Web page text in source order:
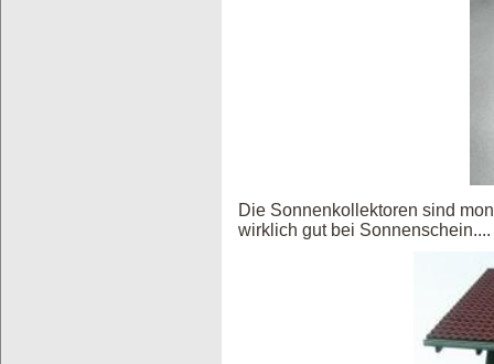
Die Sonnenkollektoren sind
wirklich gut bei Sonnenschein....